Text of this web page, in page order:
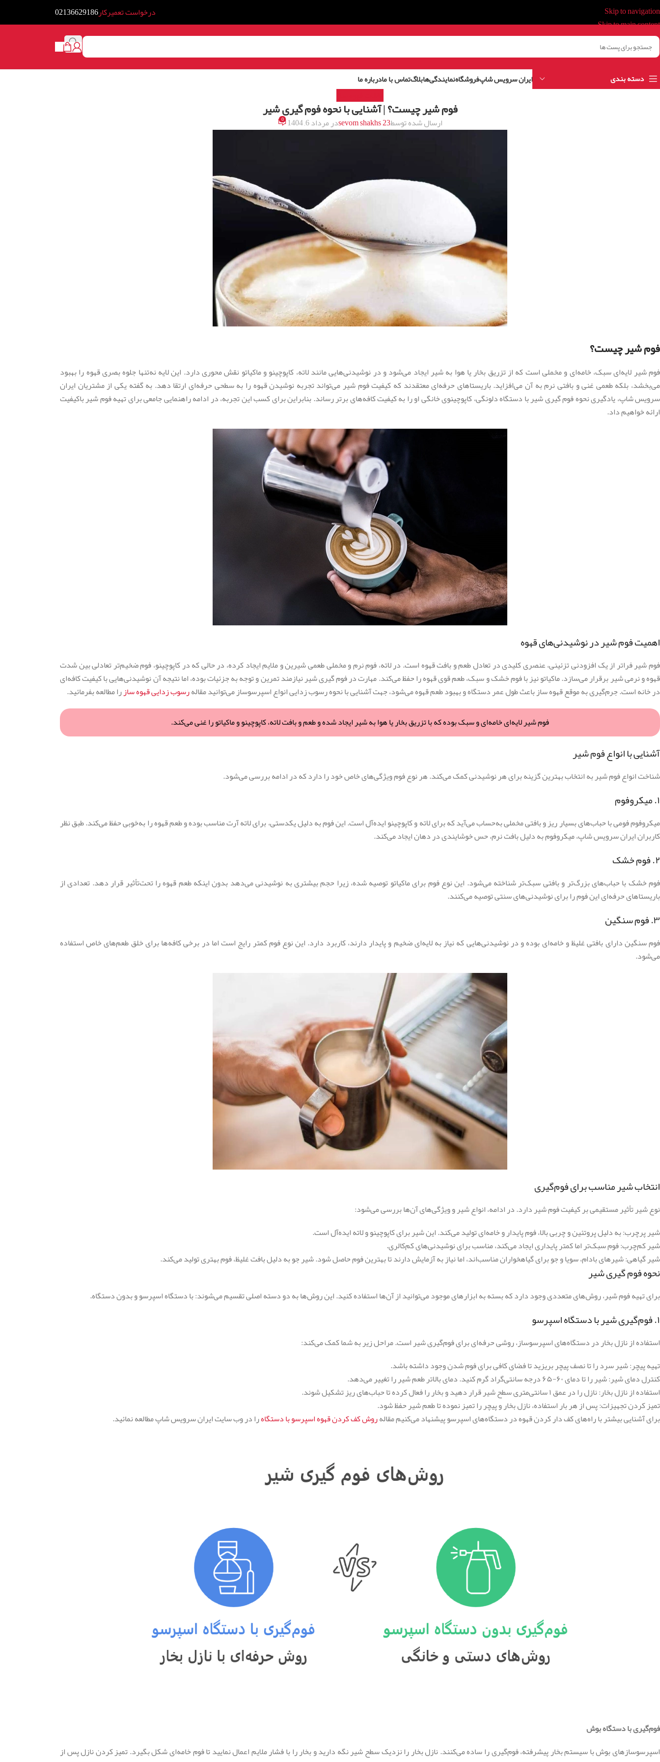
Skip to navigation
Skip to main content
درخواست تعمیرکار02136629186
دسته بندی ایران سرویس شاپفروشگاهنمایندگی‌هابلاگتماس با مادرباره ما
فوم شیر چیست؟ | آشنایی با نحوه فوم گیری شیر
ارسال شده توسطsevom shakhs 23در مرداد 6, 1404 0
فوم شیر چیست؟
فوم شیر لایه‌ای سبک، خامه‌ای و مخملی است که از تزریق بخار یا هوا به شیر ایجاد می‌شود و در نوشیدنی‌هایی مانند لاته، کاپوچینو و ماکیاتو نقش محوری دارد. این لایه نه‌تنها جلوه بصری قهوه را بهبود
می‌بخشد، بلکه طعمی غنی و بافتی نرم به آن می‌افزاید. باریستاهای حرفه‌ای معتقدند که کیفیت فوم شیر می‌تواند تجربه نوشیدن قهوه را به سطحی حرفه‌ای ارتقا دهد. به گفته یکی از مشتریان ایران
سرویس شاپ، یادگیری نحوه فوم ‌گیری شیر با دستگاه دلونگی، کاپوچینوی خانگی او را به کیفیت کافه‌های برتر رساند. بنابراین برای کسب این تجربه، در ادامه راهنمایی جامعی برای تهیه فوم شیر باکیفیت
ارائه خواهیم داد.
اهمیت فوم شیر در نوشیدنی‌های قهوه‌
فوم شیر فراتر از یک افزودنی تزئینی، عنصری کلیدی در تعادل طعم و بافت قهوه است. در لاته، فوم نرم و مخملی طعمی شیرین و ملایم ایجاد کرده، در حالی که در کاپوچینو، فوم ضخیم‌تر تعادلی بین شدت
قهوه و نرمی شیر برقرار می‌سازد. ماکیاتو نیز با فوم خشک و سبک، طعم قوی قهوه را حفظ می‌کند. مهارت در فوم‌ گیری شیر نیازمند تمرین و توجه به جزئیات بوده، اما نتیجه آن نوشیدنی‌هایی با کیفیت کافه‌ای
در خانه است. جرم‌گیری به موقع قهوه ساز باعث طول عمر دستگاه و بهبود طعم قهوه می‌شود، جهت آشنایی با نحوه رسوب زدایی انواع اسپرسوساز می‌توانید مقالهرسوب زدایی قهوه سازرا مطالعه بفرمائید.
فوم شیر لایه‌ای خامه‌ای و سبک بوده که با تزریق بخار یا هوا به شیر ایجاد شده و طعم و بافت لاته، کاپوچینو و ماکیاتو را غنی می‌کند.
آشنایی با انواع فوم شیر
شناخت انواع فوم شیر به انتخاب بهترین گزینه برای هر نوشیدنی کمک می‌کند. هر نوع فوم ویژگی‌های خاص خود را دارد که در ادامه بررسی می‌شود.
۱. میکروفوم
میکروفوم فومی با حباب‌های بسیار ریز و بافتی مخملی به‌حساب می‌آید که برای لاته و کاپوچینو ایده‌آل است. این فوم به دلیل یکدستی، برای لاته آرت مناسب بوده و طعم قهوه را به‌خوبی حفظ می‌کند. طبق نظر
کاربران ایران سرویس شاپ، میکروفوم به دلیل بافت نرم، حس خوشایندی در دهان ایجاد می‌کند.
۲. فوم خشک
فوم خشک با حباب‌های بزرگ‌تر و بافتی سبک‌تر شناخته می‌شود. این نوع فوم برای ماکیاتو توصیه شده، زیرا حجم بیشتری به نوشیدنی می‌دهد بدون اینکه طعم قهوه را تحت‌تأثیر قرار دهد. تعدادی از
باریستا‌های حرفه‌ای این فوم را برای نوشیدنی‌های سنتی توصیه می‌کنند.
۳. فوم سنگین
فوم سنگین دارای بافتی غلیظ و خامه‌ای بوده و در نوشیدنی‌هایی که نیاز به لایه‌ای ضخیم و پایدار دارند، کاربرد دارد. این نوع فوم کمتر رایج است اما در برخی کافه‌ها برای خلق طعم‌های خاص استفاده
می‌شود.
انتخاب شیر مناسب برای فوم‌گیری
نوع شیر تأثیر مستقیمی بر کیفیت فوم شیر دارد. در ادامه، انواع شیر و ویژگی‌های آن‌ها بررسی می‌شود:
شیر پرچرب: به دلیل پروتئین و چربی بالا، فوم پایدار و خامه‌ای تولید می‌کند. این شیر برای کاپوچینو و لاته ایده‌آل است.
شیر کم‌چرب: فوم سبک‌تر اما کمتر پایداری ایجاد می‌کند، مناسب برای نوشیدنی‌های کم‌کالری.
شیر گیاهی: شیرهای بادام، سویا و جو برای گیاهخواران مناسب‌اند، اما نیاز به آزمایش دارند تا بهترین فوم حاصل شود. شیر جو به دلیل بافت غلیظ، فوم بهتری تولید می‌کند.
نحوه فوم گیری شیر
برای تهیه فوم شیر، روش‌های متعددی وجود دارد که بسته به ابزارهای موجود می‌توانید از آن‌ها استفاده کنید. این روش‌ها به دو دسته اصلی تقسیم می‌شوند: با دستگاه اسپرسو و بدون دستگاه.
۱. فوم‌گیری شیر با دستگاه اسپرسو
استفاده از نازل بخار در دستگاه‌های اسپرسوساز، روشی حرفه‌ای برای فوم‌گیری شیر است. مراحل زیر به شما کمک می‌کند:
تهیه پیچر: شیر سرد را تا نصف پیچر بریزید تا فضای کافی برای فوم شدن وجود داشته باشد.
کنترل دمای شیر: شیر را تا دمای ۶۰-۶۵ درجه سانتی‌گراد گرم کنید. دمای بالاتر طعم شیر را تغییر می‌دهد.
استفاده از نازل بخار: نازل را در عمق ۱ سانتی‌متری سطح شیر قرار دهید و بخار را فعال کرده تا حباب‌های ریز تشکیل شوند.
تمیز کردن تجهیزات: پس از هر بار استفاده، نازل بخار و پیچر را تمیز نموده تا طعم شیر حفظ شود.
برای آشنایی بیشتر با راه‌های کف دار کردن قهوه در دستگاه‌های اسپرسو پیشنهاد می‌کنیم مقالهروش كف كردن قهوه اسپرسو با دستگاهرا در وب سایت ایران سرویس شاپ مطالعه نمائید.
فوم‌گیری با دستگاه بوش
اسپرسوسازهای بوش با سیستم بخار پیشرفته، فوم‌گیری را ساده می‌کنند. نازل بخار را نزدیک سطح شیر نگه دارید و بخار را با فشار ملایم اعمال نمایید تا فوم خامه‌ای شکل بگیرد. تمیز کردن نازل پس از